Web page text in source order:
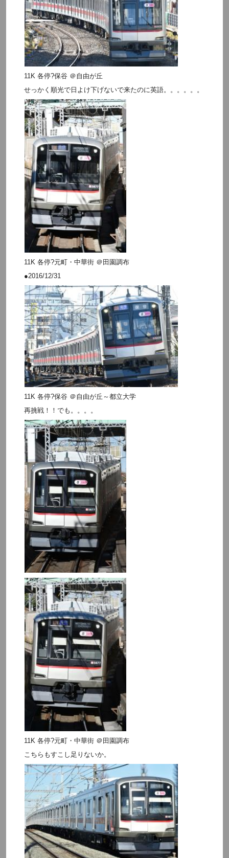
11K 各停?保谷 ＠自由が丘
せっかく順光で日よけ下げないで来たのに英語。。。。。。
11K 各停?元町・中華街 ＠田園調布
●2016/12/31
11K 各停?保谷 ＠自由が丘～都立大学
再挑戦！！でも。。。。
11K 各停?元町・中華街 ＠田園調布
こちらもすこし足りないか。